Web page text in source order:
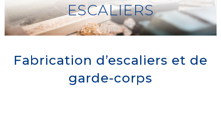
ESCALIERS
Fabrication d’escaliers et de
garde-corps